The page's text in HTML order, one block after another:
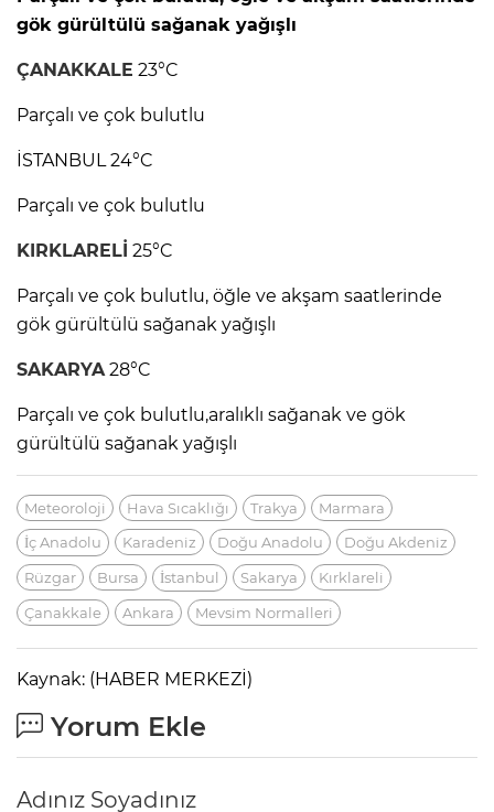
gök gürültülü sağanak yağışlı
ÇANAKKALE 23°C
Parçalı ve çok bulutlu
İSTANBUL 24°C
Parçalı ve çok bulutlu
KIRKLARELİ 25°C
Parçalı ve çok bulutlu, öğle ve akşam saatlerinde
gök gürültülü sağanak yağışlı
SAKARYA 28°C
Parçalı ve çok bulutlu,aralıklı sağanak ve gök
gürültülü sağanak yağışlı
Meteoroloji Hava Sıcaklığı Trakya
Marmara
İç Anadolu
Karadeniz Doğu Anadolu
Doğu Akdeniz
Rüzgar
Bursa İstanbul Sakarya
Kırklareli
Çanakkale
Ankara Mevsim Normalleri
Kaynak: (HABER MERKEZİ)
Yorum Ekle
Adınız Soyadınız